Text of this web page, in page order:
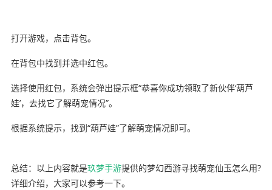
打开游戏，点击背包。
在背包中找到并选中红包。
选择使用红包，系统会弹出提示框“恭喜你成功领取了新伙伴‘葫芦
娃’，去找它了解萌宠情况”。
根据系统提示，找到“葫芦娃”了解萌宠情况即可。
总结：以上内容就是玖梦手游提供的梦幻西游寻找萌宠仙玉怎么用?
详细介绍，大家可以参考一下。